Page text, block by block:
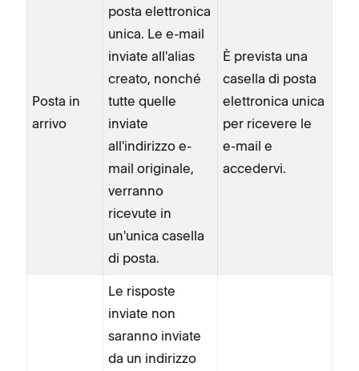
Posta in
arrivo
posta elettronica
unica. Le e-mail
inviate all'alias
creato, nonché
tutte quelle
inviate
all'indirizzo e-
mail originale,
verranno
ricevute in
un'unica casella
di posta.
È prevista una
casella di posta
elettronica unica
per ricevere le
e-mail e
accedervi.
Le risposte
inviate non
saranno inviate
da un indirizzo